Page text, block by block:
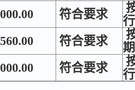
符合要求
行
符合要求
符合要求
行